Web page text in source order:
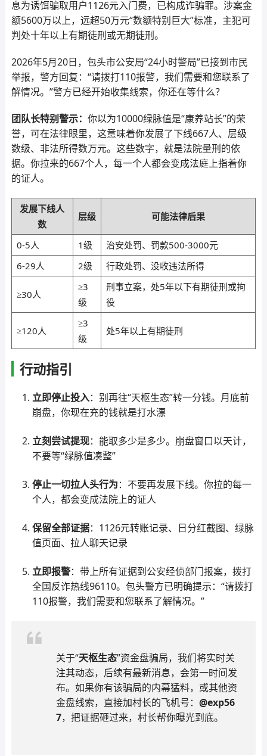
息为诱饵骗取用户1126元入门费，已构成诈骗罪。涉案金
额5600万以上，远超50万元“数额特别巨大”标准，主犯可
判处十年以上有期徒刑或无期徒刑。
2026年5月20日，包头市公安局“24小时警局”已接到市民
举报，警方回复：“请拨打110报警，我们需要和您联系了
解情况。”警方已经开始收集线索，你还在等什么？
团队长特别警示： 你以为10000绿脉值是“康养站长”的荣
誉，可在法律眼里，这意味着你发展了下线667人、层级
数级、非法所得数万元。这些数字，就是法院量刑的依
据。你拉来的667个人，每一个人都会变成法庭上指着你
的证人。
发展下线人
数
层级 可能法律后果
0-5人 1级
治安处罚、罚款500-3000元
6-29人
2级 行政处罚、没收违法所得
≥30人
≥3
级
刑事立案，处5年以下有期徒刑或拘
役
≥120人
≥3
级
处5年以上有期徒刑
行动指引
立即停止投入：别再往“天枢生态”转一分钱。月底前
崩盘，你现在充的钱就是打水漂
立刻尝试提现：能取多少是多少。崩盘窗口以天计，
不要等“绿脉值凑整”
停止一切拉人头行为：不要再发展下线。你拉的每一
个人，都会变成法院上的证人
保留全部证据：1126元转账记录、日分红截图、绿脉
值页面、拉人聊天记录
立即报警：带上所有证据到公安经侦部门报案，拨打
全国反诈热线96110。包头警方已明确提示：“请拨打
110报警，我们需要和您联系了解情况。”
关于“天枢生态”资金盘骗局，我们将实时关
注其动态，后续有最新消息，会第一时间发
布。如果你有该骗局的内幕猛料，或其他资
金盘线索，直接加村长的飞机号： @exp56
7，把证据砸过来，村长帮你曝光到底。